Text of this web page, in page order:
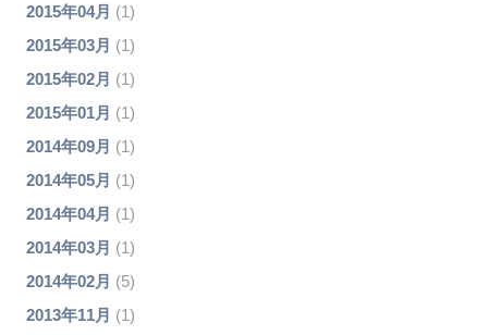
2015年04月 (1)
2015年03月 (1)
2015年02月 (1)
2015年01月 (1)
2014年09月 (1)
2014年05月 (1)
2014年04月 (1)
2014年03月 (1)
2014年02月 (5)
2013年11月 (1)